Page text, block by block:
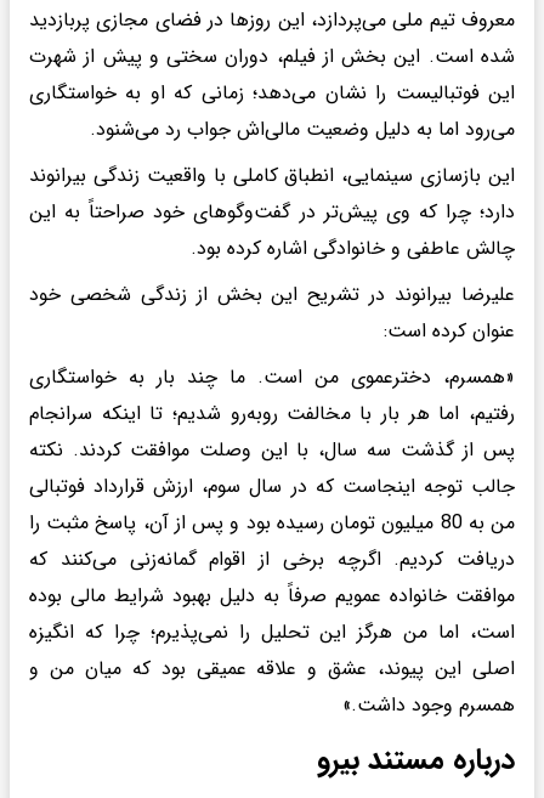
معروف تیم ملی می‌پردازد، این روزها در فضای مجازی پربازدید
شده است. این بخش از فیلم، دوران سختی و پیش از شهرت
این فوتبالیست را نشان می‌دهد؛ زمانی که او به خواستگاری
می‌رود اما به دلیل وضعیت مالی‌اش جواب رد می‌شنود.
این بازسازی سینمایی، انطباق کاملی با واقعیت زندگی بیرانوند
دارد؛ چرا که وی پیش‌تر در گفت‌وگوهای خود صراحتاً به این
چالش عاطفی و خانوادگی اشاره کرده بود.
علیرضا بیرانوند در تشریح این بخش از زندگی شخصی خود
عنوان کرده است:
«همسرم، دخترعموی من است. ما چند بار به خواستگاری
رفتیم، اما هر بار با مخالفت روبه‌رو شدیم؛ تا اینکه سرانجام
پس از گذشت سه سال، با این وصلت موافقت کردند. نکته
جالب توجه اینجاست که در سال سوم، ارزش قرارداد فوتبالی
من به 80 میلیون تومان رسیده بود و پس از آن، پاسخ مثبت را
دریافت کردیم. اگرچه برخی از اقوام گمانه‌زنی می‌کنند که
موافقت خانواده عمویم صرفاً به دلیل بهبود شرایط مالی بوده
است، اما من هرگز این تحلیل را نمی‌پذیرم؛ چرا که انگیزه
اصلی این پیوند، عشق و علاقه عمیقی بود که میان من و
همسرم وجود داشت.»
درباره مستند بیرو